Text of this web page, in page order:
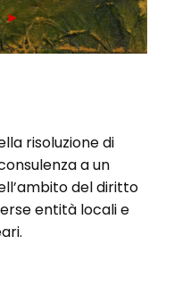
risoluzione di
a un
del diritto
entità locali e